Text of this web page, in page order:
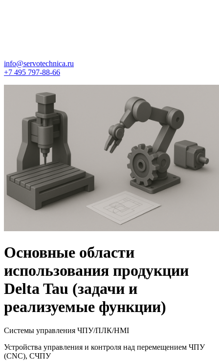
info@servotechnica.ru
+7 495 797-88-66
Основные области
использования продукции
Delta Tau (задачи и
реализуемые функции)
Системы управления ЧПУ/ПЛК/HMI
Устройства управления и контроля над перемещением ЧПУ
(CNC), СЧПУ